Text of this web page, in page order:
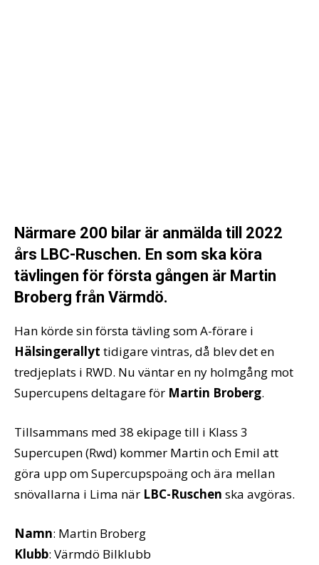
Närmare 200 bilar är anmälda till 2022
års LBC-Ruschen. En som ska köra
tävlingen för första gången är Martin
Broberg från Värmdö.
Han körde sin första tävling som A-förare i
Hälsingerallyt tidigare vintras, då blev det en
tredjeplats i RWD. Nu väntar en ny holmgång mot
Supercupens deltagare för Martin Broberg.
Tillsammans med 38 ekipage till i Klass 3
Supercupen (Rwd) kommer Martin och Emil att
göra upp om Supercupspoäng och ära mellan
snövallarna i Lima när LBC-Ruschen ska avgöras.
Namn: Martin Broberg
Klubb: Värmdö Bilklubb